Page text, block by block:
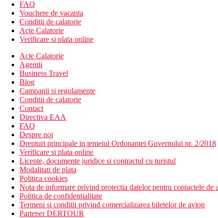
lifturi
parcare
restaurant à la carte
bar
room service
2 piscine exterioare
Descrierea plajei
plaja nisipoasa
bar pe plaja all inclusive
sezlonguri si umbrele gratuite
cabane private pe plaja (contra cost)
Activitati sportive gratuite
volei pe plaja
tenis pe plaja
fitness
muzica/spectacol live
Activitati sportive contra cost
centru spa
masaje
manichiura/pedichiura
FAQ
Vouchere de vacanta
Conditii de calatorie
Acte Calatorie
Verificare si plata online
Acte Calatorie
Agentii
Business Travel
Blog
Campanii si regulamente
Conditii de calatorie
Contact
Directiva EAA
FAQ
Despre noi
Drepturi principale in temeiul Ordonantei Guvernului nr. 2/2018
Verificare si plata online
Licente, documente juridice si contractul cu turistul
Modalitati de plata
Politica cookies
Nota de informare privind protectia datelor pentru contactele de
Politica de confidentialitate
Termeni si conditii privind comercializarea biletelor de avion
Partener DERTOUR